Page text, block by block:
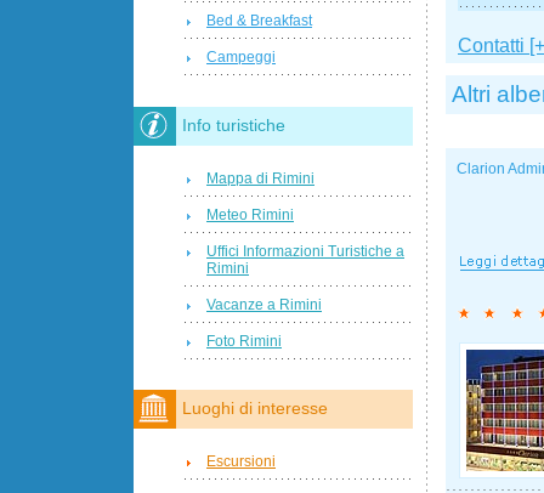
Contatti
Altri
Clarion
Bed & Breakfast
Campeggi
Info turistiche
Mappa di Rimini
Meteo Rimini
Uffici Informazioni Turistiche a
Rimini
Vacanze a Rimini
Foto Rimini
Luoghi di interesse
Escursioni